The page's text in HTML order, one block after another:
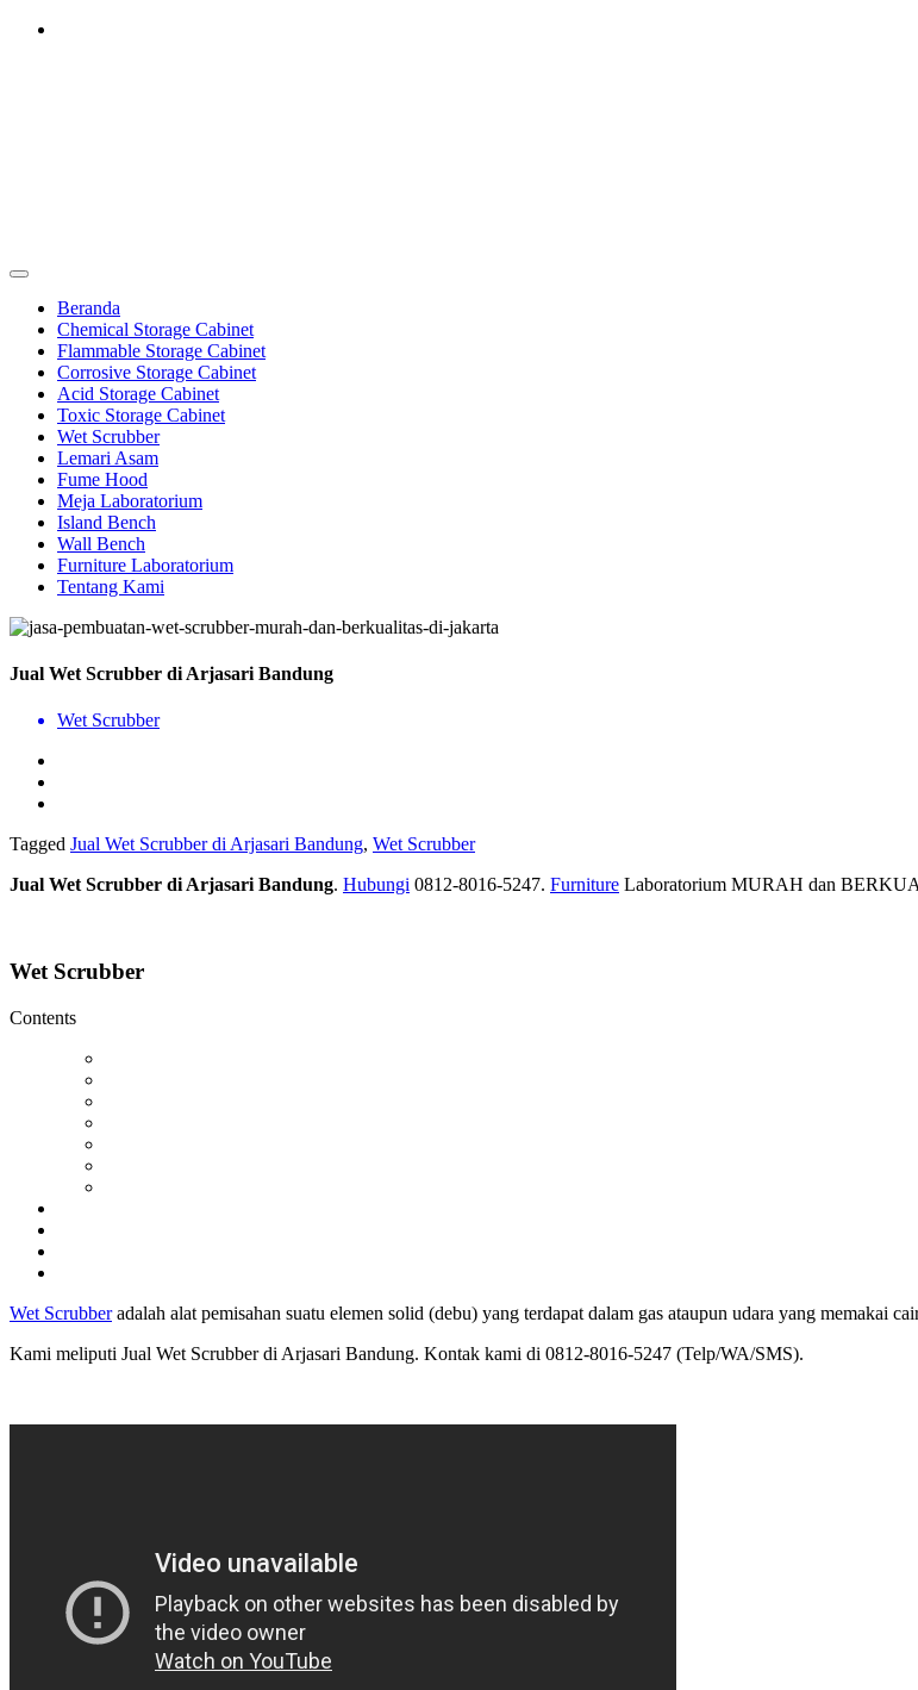
Skip
Beranda
Chemical Storage Cabinet
Flammable Storage Cabinet
Corrosive Storage Cabinet
Acid Storage Cabinet
Toxic Storage Cabinet
Wet Scrubber
Lemari Asam
Fume Hood
Meja Laboratorium
Island Bench
Wall Bench
Furniture Laboratorium
Tentang Kami
Jual Wet Scrubber di Arjasari Bandung
Wet Scrubber
Tagged Jual Wet Scrubber di Arjasari Bandung, Wet Scrubber
Jual Wet Scrubber di Arjasari Bandung. Hubungi 0812-8016-5247. Furniture Laboratorium MURAH dan
Wet Scrubber
Contents
Wet Scrubberadalah alat pemisahan suatu elemen solid (debu) yang terdapat dalam gas ataupun udara yang memakai
Kami meliputi Jual Wet Scrubber di Arjasari Bandung. Kontak kami di 0812-8016-5247 (Telp/WA/SMS).